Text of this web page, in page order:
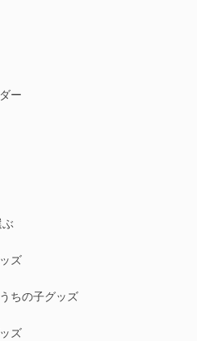
ー
ズ
ちの子グッズ
ズ